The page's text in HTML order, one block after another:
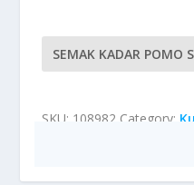
SEMAK KADAR POMO
SKU: 108982 Category: